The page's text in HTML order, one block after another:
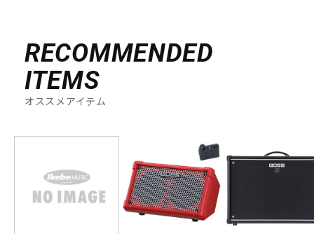
RECOMMENDED
ITEMS
オススメアイテム